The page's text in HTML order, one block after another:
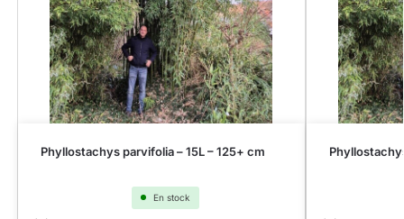
Phyllostachys parvifolia – 15L – 125+ cm
En stock